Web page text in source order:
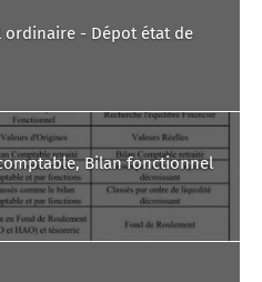
ordinaire - Dépot état de
Bilan fonctionnel